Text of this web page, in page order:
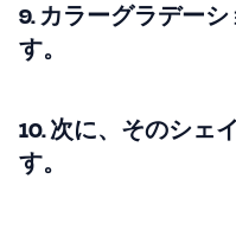
9. カラーグラデー
す。
10. 次に、そのシェ
す。